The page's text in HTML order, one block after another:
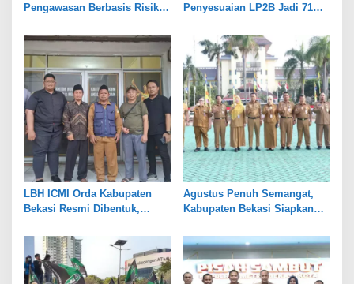
Pengawasan Berbasis Risiko,
Kelola
Penyesuaian LP2B Jadi 71
Industri dan Pertanian
LBH ICMI Orda Kabupaten
Bekasi Resmi Dibentuk,
Pendampingan Hukum
Agustus Penuh Semangat,
Kabupaten Bekasi Siapkan
Hari Besar